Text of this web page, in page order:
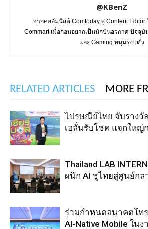
@KBenZ
จากคอลัมนิสต์ Comtoday สู่ Content Editor
Commart เมื่อก่อนอยากเป็นนักบินอวกาศ ปัจจุบั
และ Gaming หมุนรอบตัว
RELATED ARTICLES MORE
ไปรษณีย์ไทย จับรางวั
เฮลั่นรับโชค แจกใหญ่
Thailand LAB
ผนึก AI ชูไทยสู่ศูนย์กล
ร่วมกำหนดอนาคตโท
AI-Native Mobile ในง